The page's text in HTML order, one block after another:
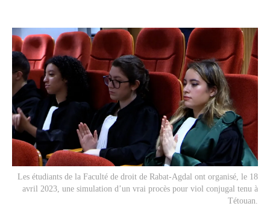
Les étudiants de la Faculté de droit de Rabat-Agdal ont organisé, le 18
avril 2023, une simulation d’un vrai procès pour viol conjugal tenu à
Tétouan.